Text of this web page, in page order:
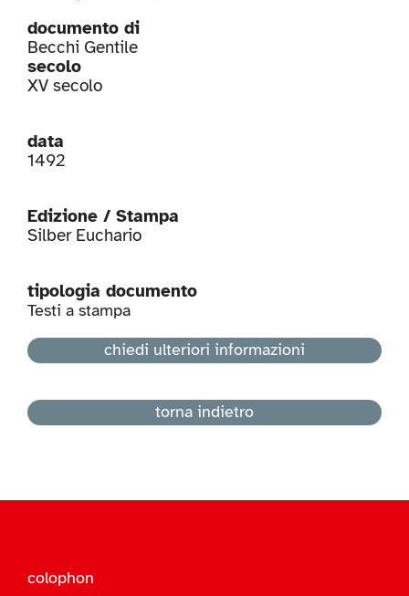
documento di
Becchi Gentile
secolo
XV secolo
data
1492
Edizione / Stampa
Silber Euchario
tipologia documento
Testi a stampa
chiedi ulteriori informazioni
torna indietro
colophon